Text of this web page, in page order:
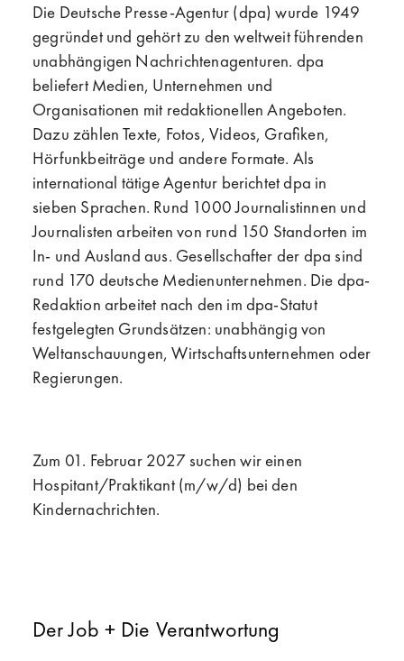
Die Deutsche Presse-Agentur (dpa) wurde 1949
gegründet und gehört zu den weltweit führenden
unabhängigen Nachrichtenagenturen. dpa
beliefert Medien, Unternehmen und
Organisationen mit redaktionellen Angeboten.
Dazu zählen Texte, Fotos, Videos, Grafiken,
Hörfunkbeiträge und andere Formate. Als
international tätige Agentur berichtet dpa in
sieben Sprachen. Rund 1000 Journalistinnen und
Journalisten arbeiten von rund 150 Standorten im
In- und Ausland aus. Gesellschafter der dpa sind
rund 170 deutsche Medienunternehmen. Die dpa-
Redaktion arbeitet nach den im dpa-Statut
festgelegten Grundsätzen: unabhängig von
Weltanschauungen, Wirtschaftsunternehmen oder
Regierungen.
Zum 01. Februar 2027 suchen wir einen
Hospitant/Praktikant (m/w/d) bei den
Kindernachrichten.
Der Job + Die Verantwortung